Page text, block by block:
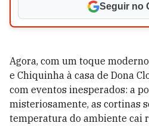
Seguir no
Agora, com um toque
e Chiquinha à casa de Dona
com eventos inesperados: a
misteriosamente, as cortinas
temperatura do ambiente cai